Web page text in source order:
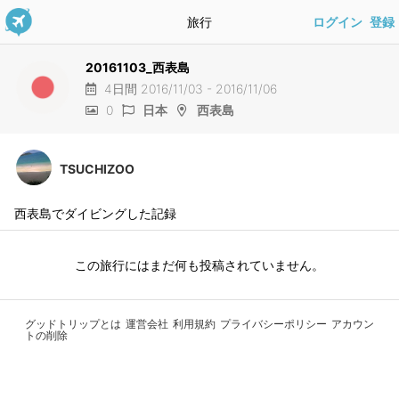
旅行 ログイン 登録
20161103_西表島
4日間 2016/11/03 - 2016/11/06
0
日本 西表島
TSUCHIZOO
西表島でダイビングした記録
この旅行にはまだ何も投稿されていません。
グッドトリップとは 運営会社 利用規約 プライバシーポリシー アカウン
トの削除